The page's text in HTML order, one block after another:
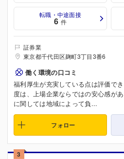
転職・中途面接
6 件
証券業
東京都千代田区麹町3丁目3番6
働く環境の口コミ
福利厚生が充実している点は評価で
度は、上場企業ならではの安心感が
に関しては地域によって負...
フォロー
3